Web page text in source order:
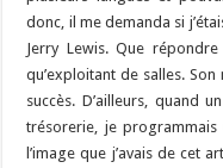
donc, il me demanda si
Jerry Lewis. Que
qu’exploitant de salles.
succès. D’ailleurs, quand
trésorerie, je
l’image que j’avais de cet